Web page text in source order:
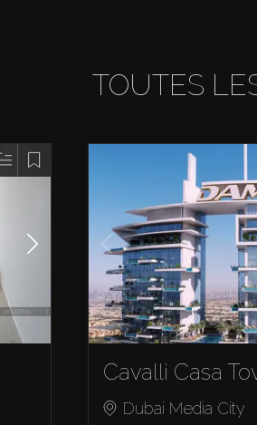
TOUTES
Cavalli Casa
Dubai Media City